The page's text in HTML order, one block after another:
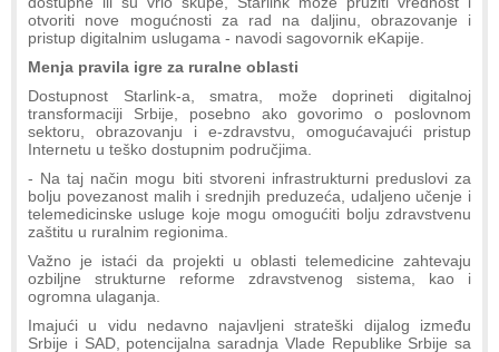
otvoriti nove mogućnosti za rad na daljinu, obrazovanje i
pristup digitalnim uslugama - navodi sagovornik eKapije.
Menja pravila igre za ruralne oblasti
Dostupnost Starlink-a, smatra, može doprineti digitalnoj
transformaciji Srbije, posebno ako govorimo o poslovnom
sektoru, obrazovanju i e-zdravstvu, omogućavajući pristup
Internetu u teško dostupnim područjima.
- Na taj način mogu biti stvoreni infrastrukturni preduslovi za
bolju povezanost malih i srednjih preduzeća, udaljeno učenje i
telemedicinske usluge koje mogu omogućiti bolju zdravstvenu
zaštitu u ruralnim regionima.
Važno je istaći da projekti u oblasti telemedicine zahtevaju
ozbiljne strukturne reforme zdravstvenog sistema, kao i
ogromna ulaganja.
Imajući u vidu nedavno najavljeni strateški dijalog između
Srbije i SAD, potencijalna saradnja Vlade Republike Srbije sa